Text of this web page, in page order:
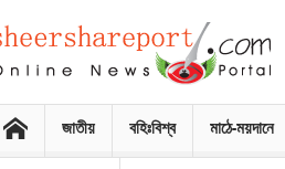
জাতীয় বহিঃবিশ্ব মাঠে-ময়দানে